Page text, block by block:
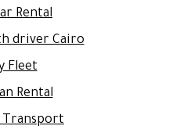
Rental
driver Cairo
Fleet
Rental
Transport